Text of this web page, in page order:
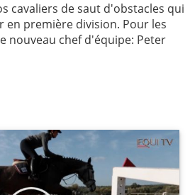
cavaliers de saut d'obstacles qui
en première division. Pour les
nouveau chef d'équipe: Peter